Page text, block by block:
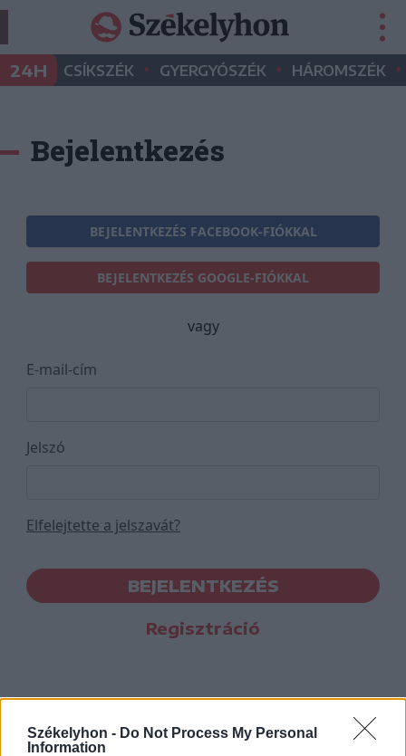
Székelyhon - Do Not Process My Personal
Information
24H CSÍKSZÉK • GYERGYÓSZÉK • HÁROMSZÉK •
Bejelentkezés
BEJELENTKEZÉS FACEBOOK-FIÓKKAL
BEJELENTKEZÉS GOOGLE-FIÓKKAL
vagy
E-mail-cím
Jelszó
Elfelejtette a jelszavát?
BEJELENTKEZÉS
Regisztráció